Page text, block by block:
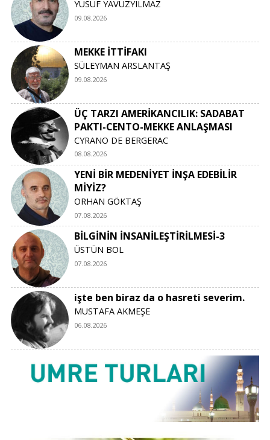
YUSUF YAVUZYILMAZ
09.08.2026
MEKKE İTTİFAKI
SÜLEYMAN ARSLANTAŞ
09.08.2026
ÜÇ TARZI AMERİKANCILIK: SADABAT
PAKTI-CENTO-MEKKE ANLAŞMASI
CYRANO DE BERGERAC
08.08.2026
YENİ BİR MEDENİYET İNŞA EDEBİLİR
MİYİZ?
ORHAN GÖKTAŞ
07.08.2026
BİLGİNİN İNSANİLEŞTİRİLMESİ-3
ÜSTÜN BOL
07.08.2026
işte ben biraz da o hasreti severim.
MUSTAFA AKMEŞE
06.08.2026